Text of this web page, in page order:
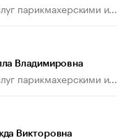
парикмахерскими и...
Владимировна
парикмахерскими и...
Викторовна